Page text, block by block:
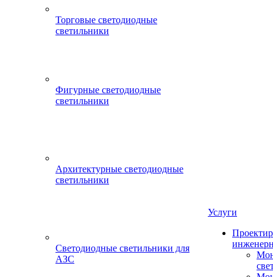
Торговые светодиодные
светильники
Фигурные светодиодные
светильники
Архитектурные светодиодные
светильники
Светодиодные светильники для
АЗС
Услуги